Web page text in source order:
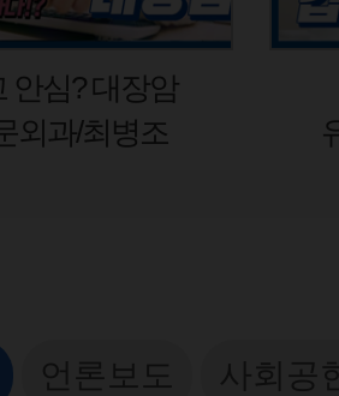
갑상선암 초기증상
유방갑상선외과 김봉균